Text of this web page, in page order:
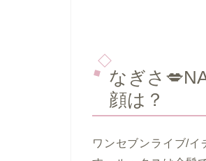
なぎさ
顔は？
ワンセブンライブ/